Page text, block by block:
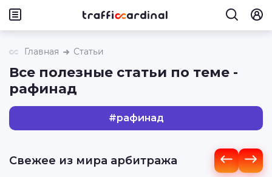
Главная Статьи
Все полезные статьи по теме -
рафинад
#рафинад
Свежее из мира арбитража